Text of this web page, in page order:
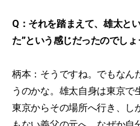
Q：それを踏まえて、雄太と
た”という感じだったのでしょ
柄本：そうですね。でもなん
うのかな。雄太自身は東京
東京からその場所へ行き、し